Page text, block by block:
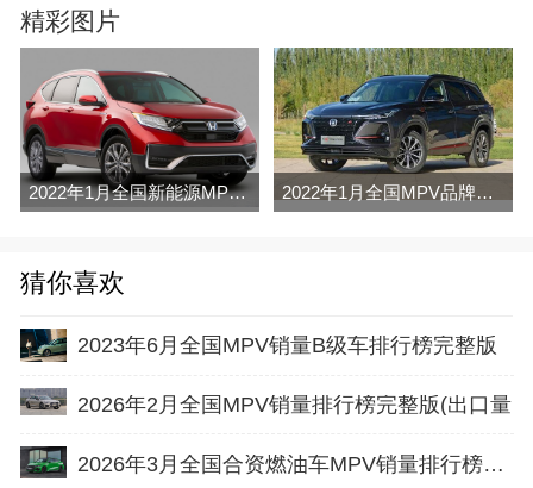
精彩图片
2022年1月全国新能源MPV销量排行榜完整版 2022年1月全国MPV品牌销量排行榜完整版
猜你喜欢
2023年6月全国MPV销量B级车排行榜完整版
2026年2月全国MPV销量排行榜完整版(出口量
2026年3月全国合资燃油车MPV销量排行榜完整版(出口量